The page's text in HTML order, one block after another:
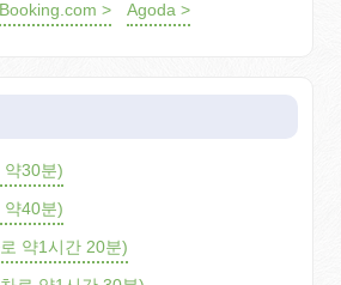
Booking.com > Agoda >
약30분)
약40분)
약1시간 20분)